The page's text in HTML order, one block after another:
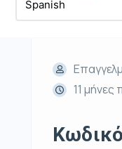
Spanish
11 μήνες